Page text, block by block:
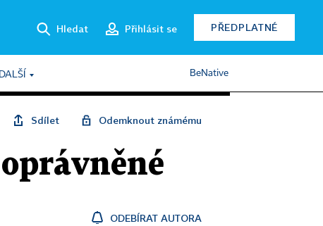
Hledat Přihlásit se PŘEDPLATNÉ
DALŠÍ BeNative
Sdílet Odemknout známému
ODEBÍRAT AUTORA